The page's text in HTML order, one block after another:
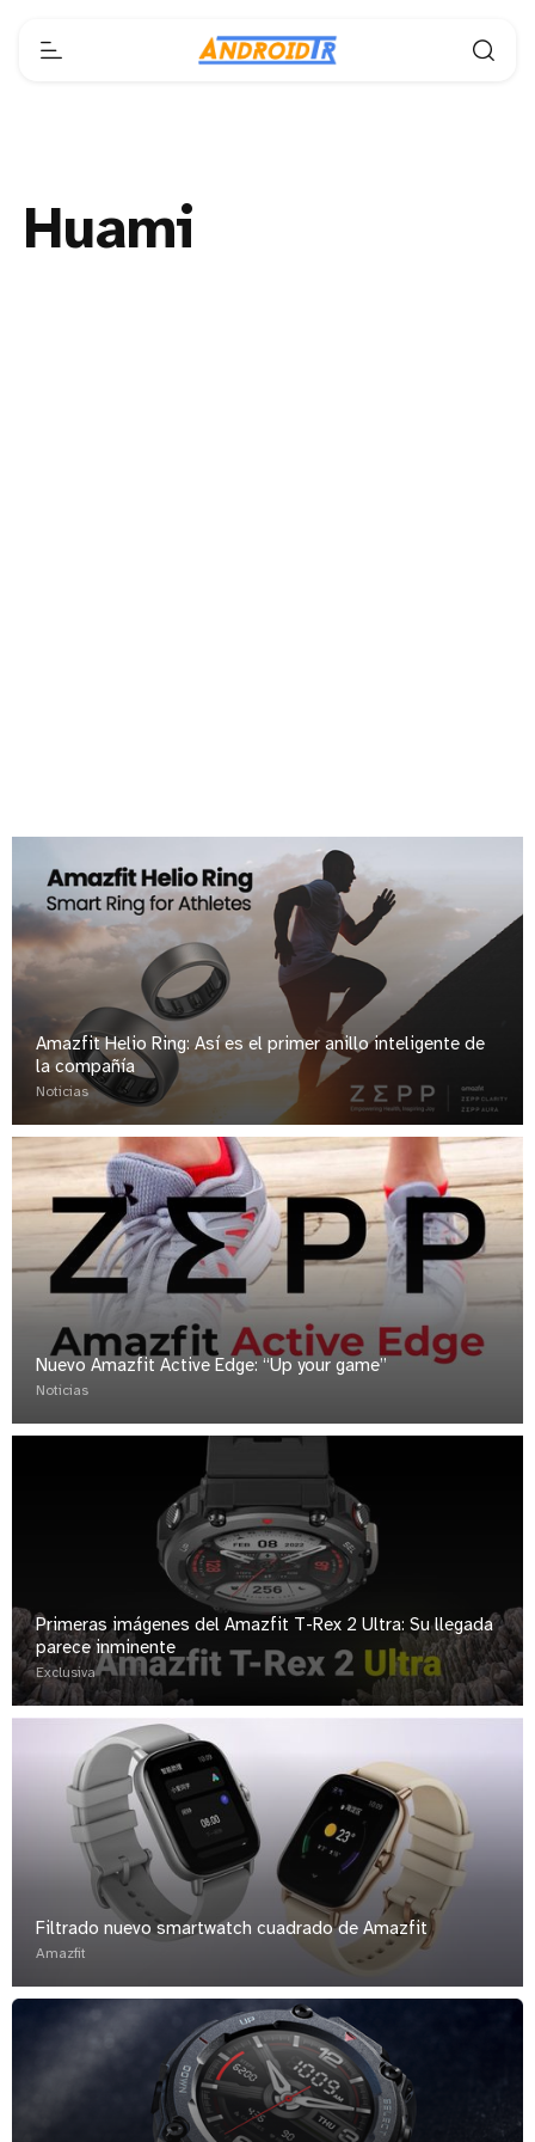
Huami
Amazfit Helio Ring: Así es el primer anillo inteligente de
la compañía
Noticias
Nuevo Amazfit Active Edge: “Up your game”
Noticias
Primeras imágenes del Amazfit T-Rex 2 Ultra: Su llegada
parece inminente
Exclusiva
Filtrado nuevo smartwatch cuadrado de Amazfit
Amazfit